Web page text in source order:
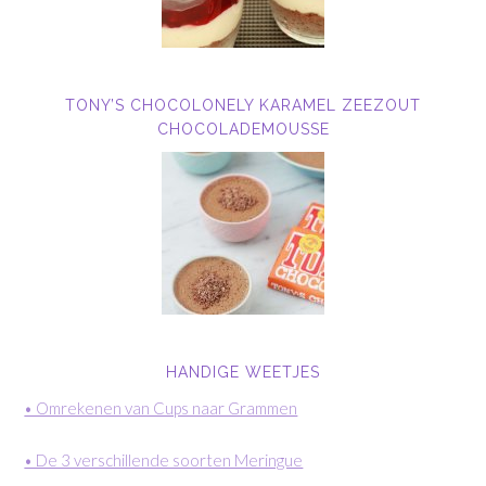
TONY’S CHOCOLONELY KARAMEL ZEEZOUT
CHOCOLADEMOUSSE
HANDIGE WEETJES
• Omrekenen van Cups naar Grammen
• De 3 verschillende soorten Meringue